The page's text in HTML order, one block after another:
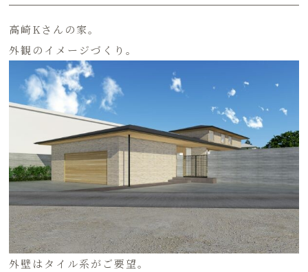
高崎Kさんの家。
外観のイメージづくり。
外壁はタイル系がご要望。